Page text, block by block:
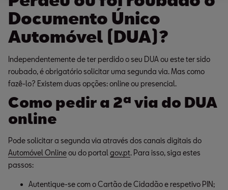
Documento Único
Automóvel (DUA)?
Independentemente de ter perdido o seu DUA ou este ter sido
roubado, é obrigatório solicitar uma segunda via. Mas como
fazê-lo? Existem duas opções: online ou presencial.
Como pedir a 2ª via do DUA
online
Pode solicitar a segunda via através dos canais digitais do
Automóvel Onlineou do portal gov.pt. Para isso, siga estes
passos:
Autentique-se com o Cartão de Cidadão e respetivo PIN;